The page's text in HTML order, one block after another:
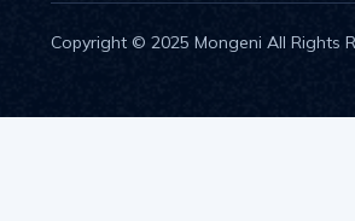
Copyright © 2025 Mongeni All Rights